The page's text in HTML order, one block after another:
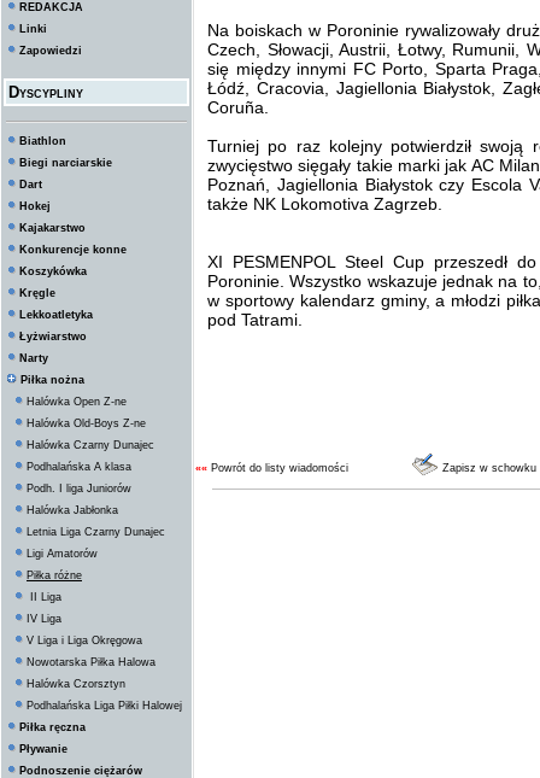
REDAKCJA
Linki
Zapowiedzi
Dyscypliny
Biathlon
Biegi narciarskie
Dart
Hokej
Kajakarstwo
Konkurencje konne
Koszykówka
Kręgle
Lekkoatletyka
Łyżwiarstwo
Narty
Piłka nożna
Halówka Open Z-ne
Halówka Old-Boys Z-ne
Halówka Czarny Dunajec
Podhalańska A klasa
Podh. I liga Juniorów
Halówka Jabłonka
Letnia Liga Czarny Dunajec
Ligi Amatorów
Piłka różne
II Liga
IV Liga
V Liga i Liga Okręgowa
Nowotarska Piłka Halowa
Halówka Czorsztyn
Podhalańska Liga Piłki Halowej
Piłka ręczna
Pływanie
Podnoszenie ciężarów
Na boiskach w Poroninie rywalizowały
Czech, Słowacji, Austrii, Łotwy, Rumunii,
się między innymi FC Porto, Sparta
Łódź, Cracovia, Jagiellonia Białystok,
Coruña.
Turniej po raz kolejny potwierdził swoją
zwycięstwo sięgały takie marki jak AC
Poznań, Jagiellonia Białystok czy Escola
także NK Lokomotiva Zagrzeb.
XI PESMENPOL Steel Cup przeszedł
Poroninie. Wszystko wskazuje jednak na
w sportowy kalendarz gminy, a młodzi
pod Tatrami.
«« Powrót do listy wiadomości Zapisz w schowku